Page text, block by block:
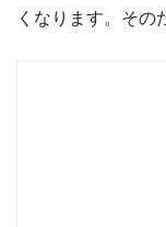
くなります。その